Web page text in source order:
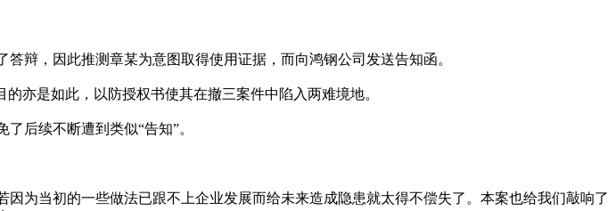
辩，因此推测章某为意图取得使用证据，而向鸿钢公司发送告知函。
亦是如此，以防授权书使其在撤三案件中陷入两难境地。
后续不断遭到类似“告知”。
为当初的一些做法已跟不上企业发展而给未来造成隐患就太得不偿失了。本案也给我们敲响了